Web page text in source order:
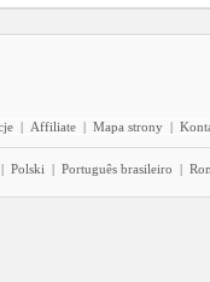
| Affiliate | Mapa strony |
| Polski | Português brasileiro |